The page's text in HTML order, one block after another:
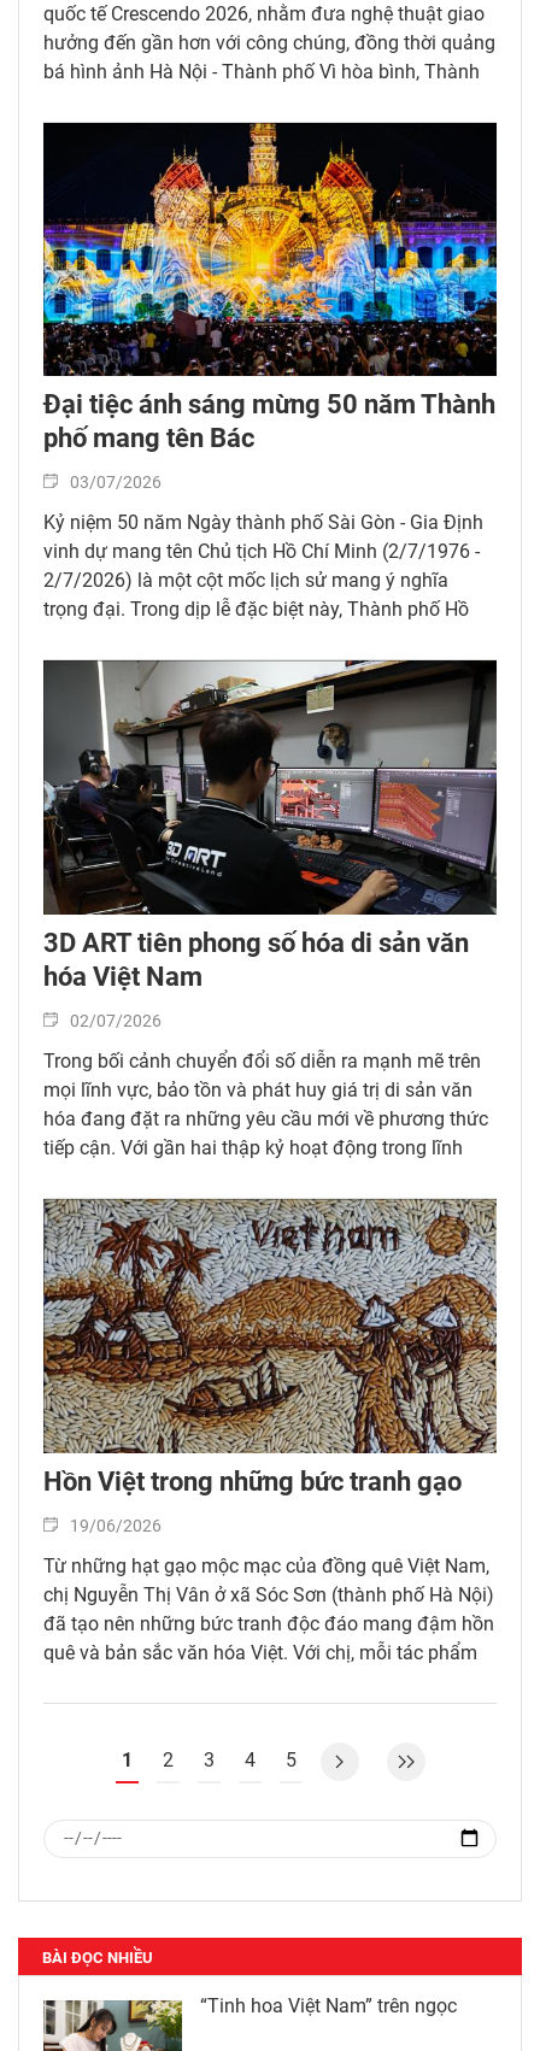
quốc tế Crescendo 2026, nhằm đưa nghệ thuật giao
hưởng đến gần hơn với công chúng, đồng thời quảng
bá hình ảnh Hà Nội - Thành phố Vì hòa bình, Thành
nghệ thuật quốc tế.
Đại tiệc ánh sáng mừng 50 năm Thành
phố mang tên Bác
03/07/2026
Kỷ niệm 50 năm Ngày thành phố Sài Gòn - Gia Định
vinh dự mang tên Chủ tịch Hồ Chí Minh (2/7/1976 -
2/7/2026) là một cột mốc lịch sử mang ý nghĩa
trọng đại. Trong dịp lễ đặc biệt này, Thành phố Hồ
tráng lệ chưa từng có bằng bữa đại tiệc trình diễn
nghệ thuật ánh sáng 3D Mapping quy mô lớn tại mặt
tiền trụ sở UBND TP. Hồ Chí Minh. Chương trình diễn
ra trong hai đêm 1/7 và 2/7 thu hút hàng người dân
Thành phố và du khách đến xem. Bữa tiệc ánh sáng
độc đáo không chỉ tái hiện chặng đường lịch sử vẻ
vang của Thành phố Hồ Chí Minh mà còn khắc họa
rõ nét sự vươn mình mạnh mẽ của một siêu đô thị
hiện đại, năng động, nghĩa tình và không ngừng đổi
mới để hội nhập thế giới.
3D ART tiên phong số hóa di sản văn
hóa Việt Nam
02/07/2026
Trong bối cảnh chuyển đổi số diễn ra mạnh mẽ trên
mọi lĩnh vực, bảo tồn và phát huy giá trị di sản văn
hóa đang đặt ra những yêu cầu mới về phương thức
tiếp cận. Với gần hai thập kỷ hoạt động trong lĩnh
Giải pháp Công nghệ 3DART đã trở thành một trong
những đơn vị tiên phong tại Việt Nam ứng dụng công
nghệ 3D và dữ liệu số vào công tác bảo tồn, nghiên
cứu và lan tỏa các giá trị văn hóa dân tộc.
Hồn Việt trong những bức tranh gạo
19/06/2026
Từ những hạt gạo mộc mạc của đồng quê Việt Nam,
chị Nguyễn Thị Vân ở xã Sóc Sơn (thành phố Hà Nội)
đã tạo nên những bức tranh độc đáo mang đậm hồn
quê và bản sắc văn hóa Việt. Với chị, mỗi tác phẩm
một cách kể chuyện về đất nước và con người Việt
1
2 3 4 5
BÀI ĐỌC NHIỀU
“Tinh hoa Việt Nam” trên ngọc